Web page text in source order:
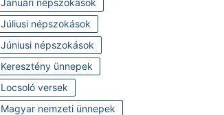
Júliusi népszokások
Júniusi népszokások
Keresztény ünnepek
Locsoló versek
Magyar nemzeti ünnepek